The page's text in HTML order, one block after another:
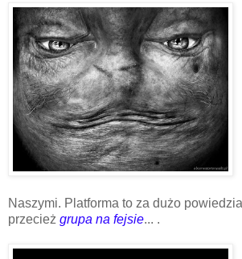
Naszymi. Platforma to za dużo
przecież grupa na fejsie... .